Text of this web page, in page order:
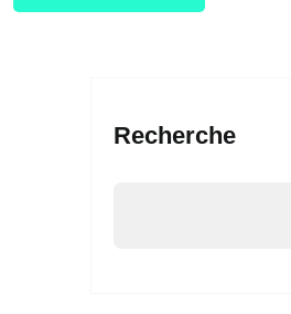
Recherche